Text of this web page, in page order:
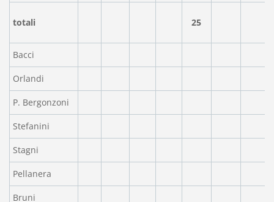
totali 25
Bacci
Orlandi
P. Bergonzoni
Stefanini
Stagni
Pellanera
Bruni